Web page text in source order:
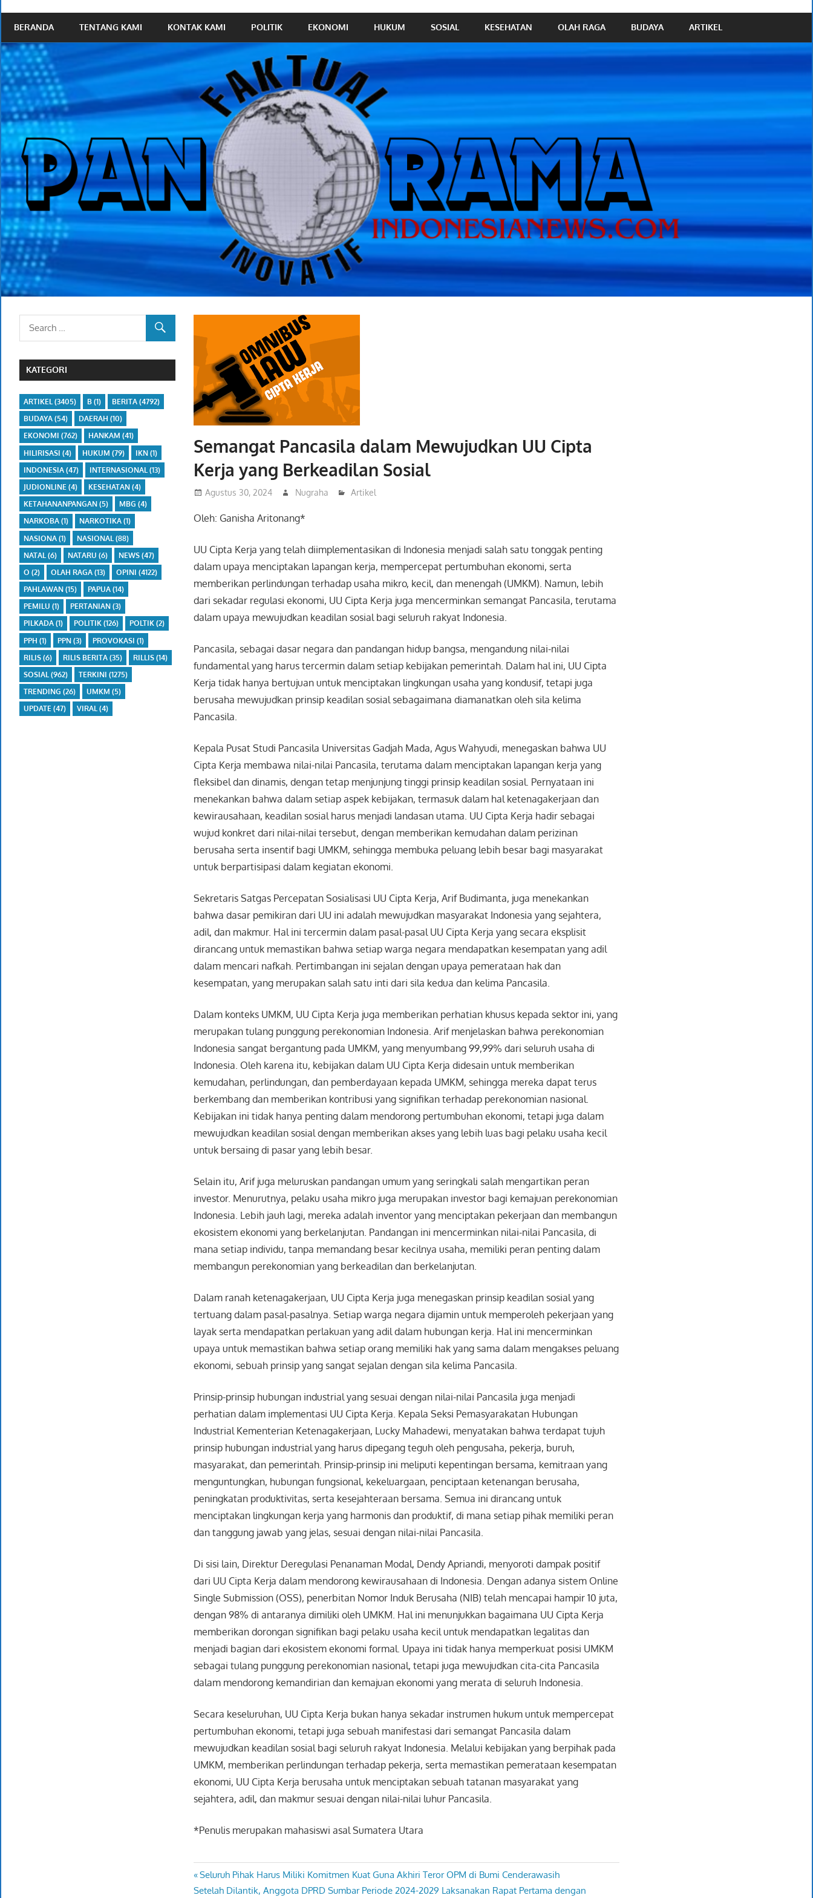
News
BERANDA TENTANG KAMI KONTAK KAMI POLITIK EKONOMI HUKUM SOSIAL KESEHATAN OLAH RAGA BUDAYA ARTIKEL
Semangat Pancasila dalam Mewujudkan UU Cipta
Kerja yang Berkeadilan Sosial
Agustus 30, 2024 Nugraha Artikel
Oleh: Ganisha Aritonang*
UU Cipta Kerja yang telah diimplementasikan di Indonesia menjadi salah satu tonggak penting
dalam upaya menciptakan lapangan kerja, mempercepat pertumbuhan ekonomi, serta
memberikan perlindungan terhadap usaha mikro, kecil, dan menengah (UMKM). Namun, lebih
dari sekadar regulasi ekonomi, UU Cipta Kerja juga mencerminkan semangat Pancasila, terutama
dalam upaya mewujudkan keadilan sosial bagi seluruh rakyat Indonesia.
Pancasila, sebagai dasar negara dan pandangan hidup bangsa, mengandung nilai-nilai
fundamental yang harus tercermin dalam setiap kebijakan pemerintah. Dalam hal ini, UU Cipta
Kerja tidak hanya bertujuan untuk menciptakan lingkungan usaha yang kondusif, tetapi juga
berusaha mewujudkan prinsip keadilan sosial sebagaimana diamanatkan oleh sila kelima
Pancasila.
Kepala Pusat Studi Pancasila Universitas Gadjah Mada, Agus Wahyudi, menegaskan bahwa UU
Cipta Kerja membawa nilai-nilai Pancasila, terutama dalam menciptakan lapangan kerja yang
fleksibel dan dinamis, dengan tetap menjunjung tinggi prinsip keadilan sosial. Pernyataan ini
menekankan bahwa dalam setiap aspek kebijakan, termasuk dalam hal ketenagakerjaan dan
kewirausahaan, keadilan sosial harus menjadi landasan utama. UU Cipta Kerja hadir sebagai
wujud konkret dari nilai-nilai tersebut, dengan memberikan kemudahan dalam perizinan
berusaha serta insentif bagi UMKM, sehingga membuka peluang lebih besar bagi masyarakat
untuk berpartisipasi dalam kegiatan ekonomi.
Sekretaris Satgas Percepatan Sosialisasi UU Cipta Kerja, Arif Budimanta, juga menekankan
bahwa dasar pemikiran dari UU ini adalah mewujudkan masyarakat Indonesia yang sejahtera,
adil, dan makmur. Hal ini tercermin dalam pasal-pasal UU Cipta Kerja yang secara eksplisit
dirancang untuk memastikan bahwa setiap warga negara mendapatkan kesempatan yang adil
dalam mencari nafkah. Pertimbangan ini sejalan dengan upaya pemerataan hak dan
kesempatan, yang merupakan salah satu inti dari sila kedua dan kelima Pancasila.
Dalam konteks UMKM, UU Cipta Kerja juga memberikan perhatian khusus kepada sektor ini, yang
merupakan tulang punggung perekonomian Indonesia. Arif menjelaskan bahwa perekonomian
Indonesia sangat bergantung pada UMKM, yang menyumbang 99,99% dari seluruh usaha di
Indonesia. Oleh karena itu, kebijakan dalam UU Cipta Kerja didesain untuk memberikan
kemudahan, perlindungan, dan pemberdayaan kepada UMKM, sehingga mereka dapat terus
berkembang dan memberikan kontribusi yang signifikan terhadap perekonomian nasional.
Kebijakan ini tidak hanya penting dalam mendorong pertumbuhan ekonomi, tetapi juga dalam
mewujudkan keadilan sosial dengan memberikan akses yang lebih luas bagi pelaku usaha kecil
untuk bersaing di pasar yang lebih besar.
Selain itu, Arif juga meluruskan pandangan umum yang seringkali salah mengartikan peran
investor. Menurutnya, pelaku usaha mikro juga merupakan investor bagi kemajuan perekonomian
Indonesia. Lebih jauh lagi, mereka adalah inventor yang menciptakan pekerjaan dan membangun
ekosistem ekonomi yang berkelanjutan. Pandangan ini mencerminkan nilai-nilai Pancasila, di
mana setiap individu, tanpa memandang besar kecilnya usaha, memiliki peran penting dalam
membangun perekonomian yang berkeadilan dan berkelanjutan.
Dalam ranah ketenagakerjaan, UU Cipta Kerja juga menegaskan prinsip keadilan sosial yang
tertuang dalam pasal-pasalnya. Setiap warga negara dijamin untuk memperoleh pekerjaan yang
layak serta mendapatkan perlakuan yang adil dalam hubungan kerja. Hal ini mencerminkan
upaya untuk memastikan bahwa setiap orang memiliki hak yang sama dalam mengakses peluang
ekonomi, sebuah prinsip yang sangat sejalan dengan sila kelima Pancasila.
Prinsip-prinsip hubungan industrial yang sesuai dengan nilai-nilai Pancasila juga menjadi
perhatian dalam implementasi UU Cipta Kerja. Kepala Seksi Pemasyarakatan Hubungan
Industrial Kementerian Ketenagakerjaan, Lucky Mahadewi, menyatakan bahwa terdapat tujuh
prinsip hubungan industrial yang harus dipegang teguh oleh pengusaha, pekerja, buruh,
masyarakat, dan pemerintah. Prinsip-prinsip ini meliputi kepentingan bersama, kemitraan yang
menguntungkan, hubungan fungsional, kekeluargaan, penciptaan ketenangan berusaha,
peningkatan produktivitas, serta kesejahteraan bersama. Semua ini dirancang untuk
menciptakan lingkungan kerja yang harmonis dan produktif, di mana setiap pihak memiliki peran
dan tanggung jawab yang jelas, sesuai dengan nilai-nilai Pancasila.
Di sisi lain, Direktur Deregulasi Penanaman Modal, Dendy Apriandi, menyoroti dampak positif
dari UU Cipta Kerja dalam mendorong kewirausahaan di Indonesia. Dengan adanya sistem Online
Single Submission (OSS), penerbitan Nomor Induk Berusaha (NIB) telah mencapai hampir 10 juta,
dengan 98% di antaranya dimiliki oleh UMKM. Hal ini menunjukkan bagaimana UU Cipta Kerja
memberikan dorongan signifikan bagi pelaku usaha kecil untuk mendapatkan legalitas dan
menjadi bagian dari ekosistem ekonomi formal. Upaya ini tidak hanya memperkuat posisi UMKM
sebagai tulang punggung perekonomian nasional, tetapi juga mewujudkan cita-cita Pancasila
dalam mendorong kemandirian dan kemajuan ekonomi yang merata di seluruh Indonesia.
Secara keseluruhan, UU Cipta Kerja bukan hanya sekadar instrumen hukum untuk mempercepat
pertumbuhan ekonomi, tetapi juga sebuah manifestasi dari semangat Pancasila dalam
mewujudkan keadilan sosial bagi seluruh rakyat Indonesia. Melalui kebijakan yang berpihak pada
UMKM, memberikan perlindungan terhadap pekerja, serta memastikan pemerataan kesempatan
ekonomi, UU Cipta Kerja berusaha untuk menciptakan sebuah tatanan masyarakat yang
sejahtera, adil, dan makmur sesuai dengan nilai-nilai luhur Pancasila.
*Penulis merupakan mahasiswi asal Sumatera Utara
Navigasi
Previous
Post:
Seluruh Pihak Harus Miliki Komitmen Kuat Guna Akhiri Teror OPM di Bumi Cenderawasih
Next
Setelah Dilantik, Anggota DPRD Sumbar Periode 2024-2029 Laksanakan Rapat Pertama dengan
KATEGORI
ARTIKEL (3405) B (1) BERITA (4792)
BUDAYA (54) DAERAH (10)
EKONOMI (762) HANKAM (41)
HILIRISASI (4) HUKUM (79) IKN (1)
INDONESIA (47) INTERNASIONAL (13)
JUDIONLINE (4) KESEHATAN (4)
KETAHANANPANGAN (5) MBG (4)
NARKOBA (1) NARKOTIKA (1)
NASIONA (1) NASIONAL (88)
NATAL (6) NATARU (6) NEWS (47)
O (2) OLAH RAGA (13) OPINI (4122)
PAHLAWAN (15) PAPUA (14)
PEMILU (1) PERTANIAN (3)
PILKADA (1) POLITIK (126) POLTIK (2)
PPH (1) PPN (3) PROVOKASI (1)
RILIS (6) RILIS BERITA (35) RILLIS (14)
SOSIAL (962) TERKINI (1275)
TRENDING (26) UMKM (5)
UPDATE (47) VIRAL (4)